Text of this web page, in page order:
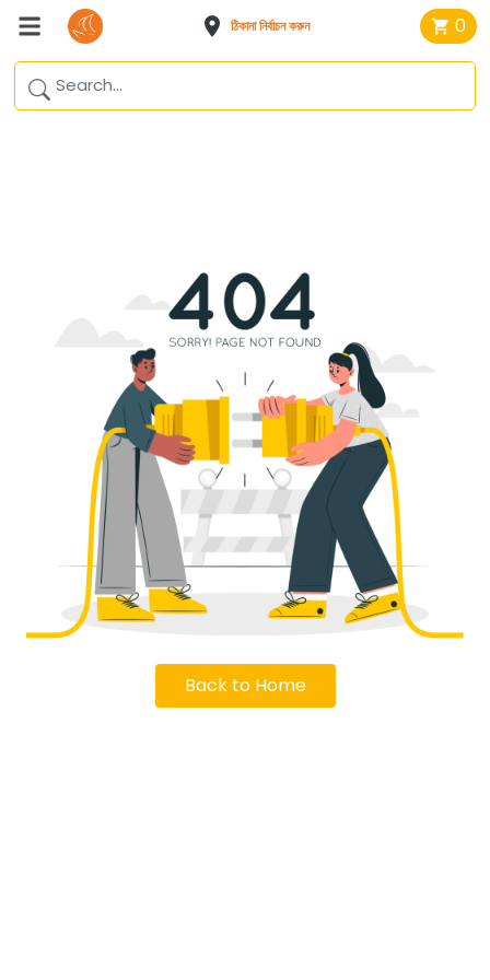
ঠিকানা নির্বাচন করুন 0
Back to Home